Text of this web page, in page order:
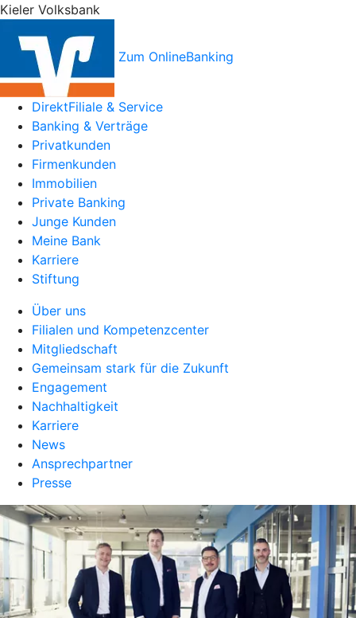
Kieler Volksbank
Zum OnlineBanking
DirektFiliale & Service
Banking & Verträge
Privatkunden
Firmenkunden
Immobilien
Private Banking
Junge Kunden
Meine Bank
Karriere
Stiftung
Über uns
Filialen und Kompetenzcenter
Mitgliedschaft
Gemeinsam stark für die Zukunft
Engagement
Nachhaltigkeit
Karriere
News
Ansprechpartner
Presse